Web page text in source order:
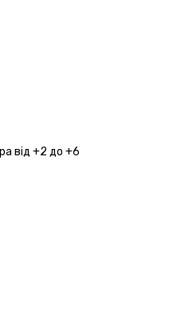
від +2 до +6